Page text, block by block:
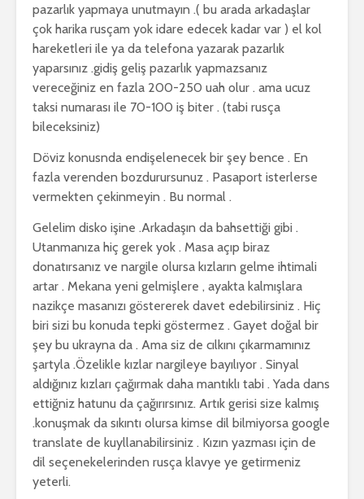
pazarlık yapmaya unutmayın .( bu arada arkadaşlar
çok harika rusçam yok idare edecek kadar var ) el kol
hareketleri ile ya da telefona yazarak pazarlık
yaparsınız .gidiş geliş pazarlık yapmazsanız
vereceğiniz en fazla 200-250 uah olur . ama ucuz
taksi numarası ile 70-100 iş biter . (tabi rusça
bileceksiniz)
Döviz konusnda endişelenecek bir şey bence . En
fazla verenden bozdurursunuz . Pasaport isterlerse
vermekten çekinmeyin . Bu normal .
Gelelim disko işine .Arkadaşın da bahsettiği gibi .
Utanmanıza hiç gerek yok . Masa açıp biraz
donatırsanız ve nargile olursa kızların gelme ihtimali
artar . Mekana yeni gelmişlere , ayakta kalmışlara
nazikçe masanızı göstererek davet edebilirsiniz . Hiç
biri sizi bu konuda tepki göstermez . Gayet doğal bir
şey bu ukrayna da . Ama siz de cılkını çıkarmamınız
şartyla .Özelikle kızlar nargileye bayılıyor . Sinyal
aldığınız kızları çağırmak daha mantıklı tabi . Yada dans
ettiğniz hatunu da çağırırsınız. Artık gerisi size kalmış
.konuşmak da sıkıntı olursa kimse dil bilmiyorsa google
translate de kuyllanabilirsiniz . Kızın yazması için de
dil seçenekelerinden rusça klavye ye getirmeniz
yeterli.